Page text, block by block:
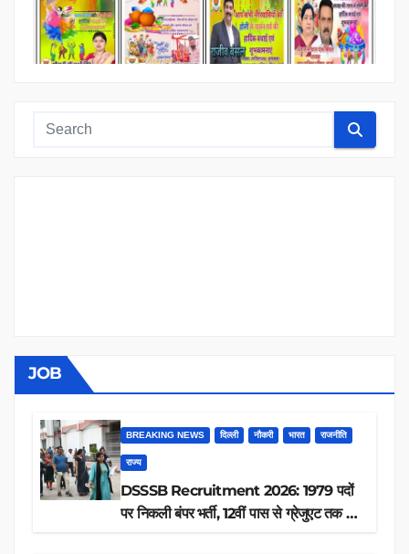
JOB
BREAKING NEWS दिल्ली नौकरी भारत राजनीति
राज्य
DSSSB Recruitment 2026: 1979 पदों
पर निकली बंपर भर्ती, 12वीं पास से ग्रेजुएट तक करें